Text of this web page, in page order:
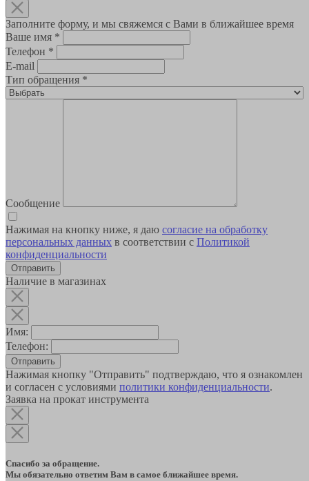
Заполните форму, и мы свяжемся с Вами в ближайшее время
Ваше имя *
Телефон *
E-mail
Тип обращения *
Сообщение
Нажимая на кнопку ниже, я даю согласие на обработку
персональных данных в соответствии с Политикой
конфиденциальности
Наличие в магазинах
Имя:
Телефон:
Отправить
Нажимая кнопку "Отправить" подтверждаю, что я ознакомлен
и согласен с условиями политики конфиденциальности.
Заявка на прокат инструмента
Спасибо за обращение.
Мы обязательно ответим Вам в самое ближайшее время.